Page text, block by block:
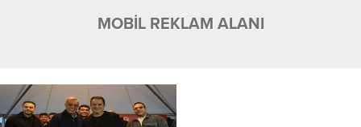
MOBİL REKLAM ALANI